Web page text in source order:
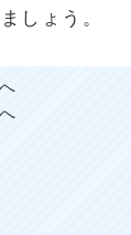
しょう。